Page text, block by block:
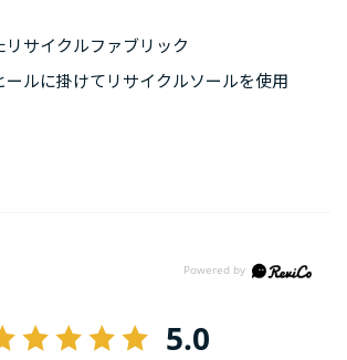
リサイクルファブリック
ールに掛けてリサイクルソールを使用
5.0